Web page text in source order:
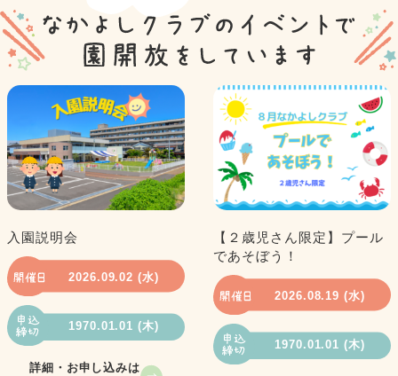
入園説明会
2026.09.02 (水)
1970.01.01 (木)
詳細・お申し込みは
【２歳児さん限定】プール
であそぼう！
2026.08.19 (水)
1970.01.01 (木)